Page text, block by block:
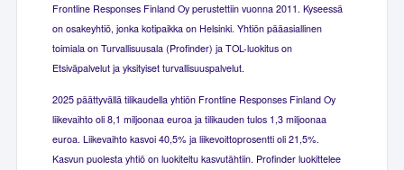
Frontline Responses Finland Oy perustettiin vuonna 2011. Kyseessä
on osakeyhtiö, jonka kotipaikka on Helsinki. Yhtiön pääasiallinen
toimiala on Turvallisuusala (Profinder) ja TOL-luokitus on
Etsiväpalvelut ja yksityiset turvallisuuspalvelut.
2025 päättyvällä tilikaudella yhtiön Frontline Responses Finland Oy
liikevaihto oli 8,1 miljoonaa euroa ja tilikauden tulos 1,3 miljoonaa
euroa. Liikevaihto kasvoi 40,5% ja liikevoittoprosentti oli 21,5%.
Kasvun puolesta yhtiö on luokiteltu kasvutähtiin. Profinder luokittelee